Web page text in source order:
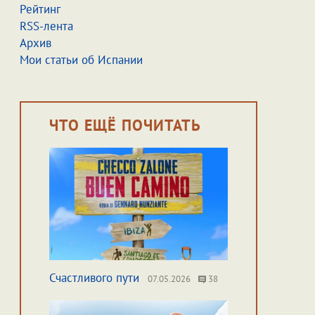
Рейтинг
RSS-лента
Архив
Мои статьи об Испании
ЧТО ЕЩЁ ПОЧИТАТЬ
Счастливого пути 07.05.2026 38